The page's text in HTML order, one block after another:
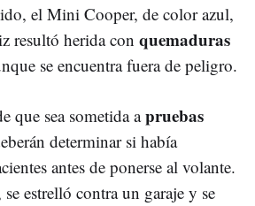
el Mini Cooper, de color azul,
resultó herida con quemaduras
se encuentra fuera de peligro.
que sea sometida apruebas
determinar si había
antes de ponerse al volante.
estrelló contra un garaje y se